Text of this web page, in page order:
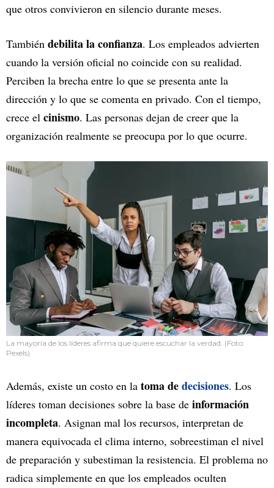
que otros convivieron en silencio durante meses.
También debilita la confianza. Los empleados advierten
cuando la versión oficial no coincide con su realidad.
Perciben la brecha entre lo que se presenta ante la
dirección y lo que se comenta en privado. Con el tiempo,
crece el cinismo. Las personas dejan de creer que la
organización realmente se preocupa por lo que ocurre.
La mayoría de los líderes afirma que quiere escuchar la verdad. (Foto:
Pexels)
Además, existe un costo en la toma dedecisiones. Los
líderes toman decisiones sobre la base de información
incompleta. Asignan mal los recursos, interpretan de
manera equivocada el clima interno, sobreestiman el nivel
de preparación y subestiman la resistencia. El problema no
radica simplemente en que los empleados oculten